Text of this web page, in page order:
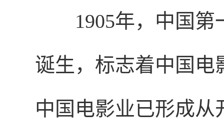
1905年，中国第
诞生，标志着中国电
中国电影业已形成